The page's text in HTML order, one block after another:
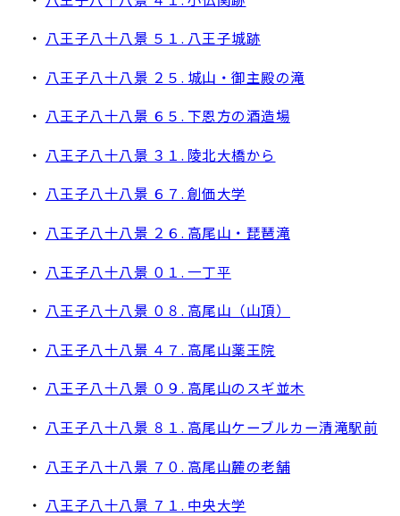
・ 八王子八十八景 ５１. 八王子城跡
・ 八王子八十八景 ２５. 城山・御主殿の滝
・ 八王子八十八景 ６５. 下恩方の酒造場
・ 八王子八十八景 ３１. 陵北大橋から
・ 八王子八十八景 ６７. 創価大学
・ 八王子八十八景 ２６. 高尾山・琵琶滝
・ 八王子八十八景 ０１. 一丁平
・ 八王子八十八景 ０８. 高尾山（山頂）
・ 八王子八十八景 ４７. 高尾山薬王院
・ 八王子八十八景 ０９. 高尾山のスギ並木
・ 八王子八十八景 ８１. 高尾山ケーブルカー清滝駅前
・ 八王子八十八景 ７０. 高尾山麓の老舗
・ 八王子八十八景 ７１. 中央大学